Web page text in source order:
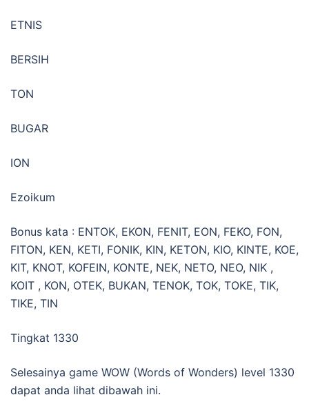
ETNIS
BERSIH
TON
BUGAR
ION
Ezoikum
Bonus kata : ENTOK, EKON, FENIT, EON, FEKO, FON,
FITON, KEN, KETI, FONIK, KIN, KETON, KIO, KINTE, KOE,
KIT, KNOT, KOFEIN, KONTE, NEK, NETO, NEO, NIK ,
KOIT , KON, OTEK, BUKAN, TENOK, TOK, TOKE, TIK,
TIKE, TIN
Tingkat 1330
Selesainya game WOW (Words of Wonders) level 1330
dapat anda lihat dibawah ini.